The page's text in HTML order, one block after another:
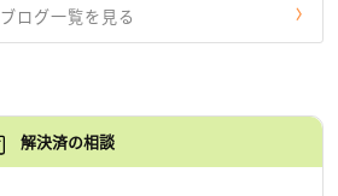
ブログ一覧を見る
解決済の相談